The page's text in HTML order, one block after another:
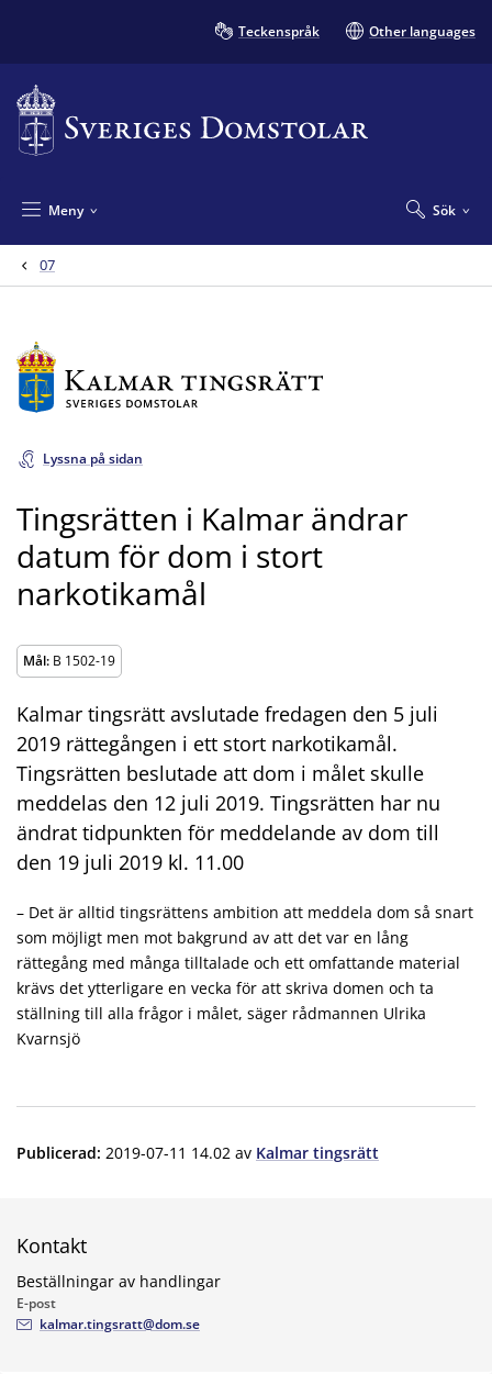
Teckenspråk Other languages
Sök
Meny
07
Lyssna på sidan
Tingsrätten i Kalmar ändrar
datum för dom i stort
narkotikamål
Mål: B 1502-19
Kalmar tingsrätt avslutade fredagen den 5 juli
2019 rättegången i ett stort narkotikamål.
Tingsrätten beslutade att dom i målet skulle
meddelas den 12 juli 2019. Tingsrätten har nu
ändrat tidpunkten för meddelande av dom till
den 19 juli 2019 kl. 11.00
– Det är alltid tingsrättens ambition att meddela dom så snart
som möjligt men mot bakgrund av att det var en lång
rättegång med många tilltalade och ett omfattande material
krävs det ytterligare en vecka för att skriva domen och ta
ställning till alla frågor i målet, säger rådmannen Ulrika
Kvarnsjö
Publicerad: 2019-07-11 14.02 av Kalmar tingsrätt
Kontakt
Beställningar av handlingar
E-post
kalmar.tingsratt@dom.se